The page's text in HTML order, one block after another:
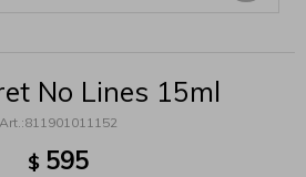
No Lines 15ml
811901011152
$ 595